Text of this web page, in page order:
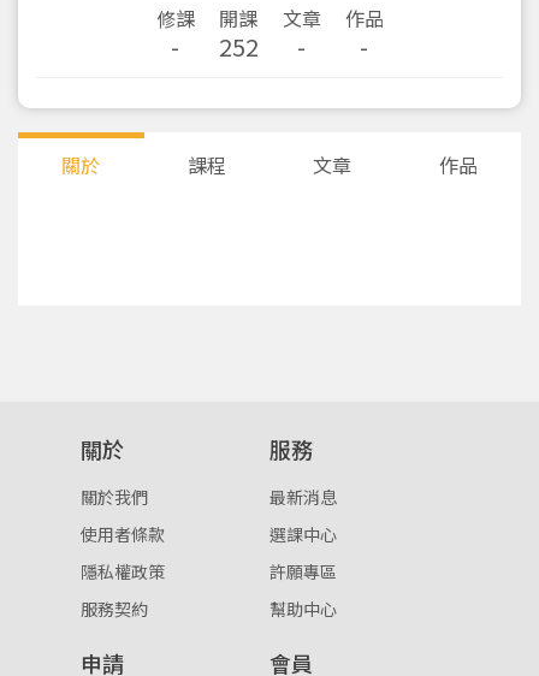
入。
重設密碼
點擊下方「確定」將前一位使用者強制登出。
確定
取消
修課
-
開課
252
文章
-
作品
-
關於 課程 文章 作品
關於
關於我們
使用者條款
隱私權政策
服務契約
服務
最新消息
選課中心
許願專區
幫助中心
申請 會員